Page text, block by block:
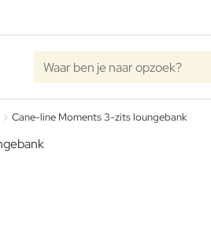
Waar ben je naar opzoek?
Cane-line Moments 3-zits loungebank